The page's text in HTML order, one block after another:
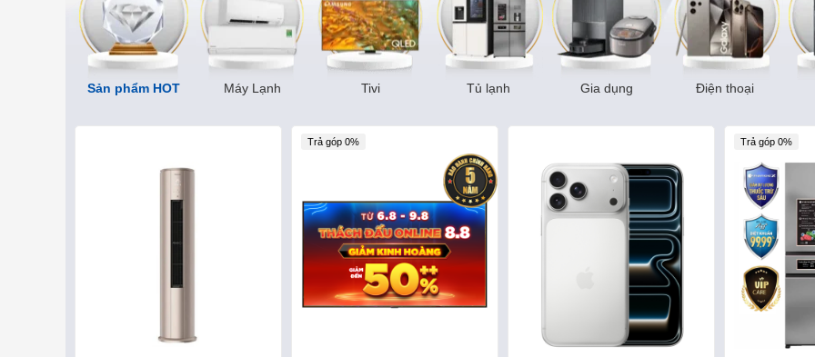
Sản phẩm HOT Máy Lạnh Tivi Tủ lạnh Gia dụng Điện thoại
Trả góp 0% Trả góp 0%